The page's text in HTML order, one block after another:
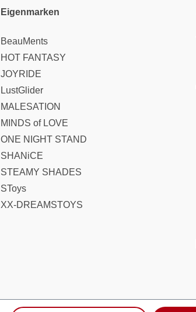
Eigenmarken
BeauMents
HOT FANTASY
JOYRIDE
LustGlider
MALESATION
MINDS of LOVE
ONE NIGHT STAND
SHANiCE
STEAMY SHADES
SToys
XX-DREAMSTOYS